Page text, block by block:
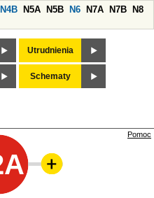
N4B N5A N5B N6 N7A N7B
N8
Utrudnienia
Schematy
Pomoc